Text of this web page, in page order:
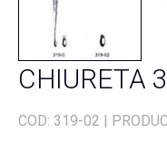
CHIURETA
COD: 319-02 |